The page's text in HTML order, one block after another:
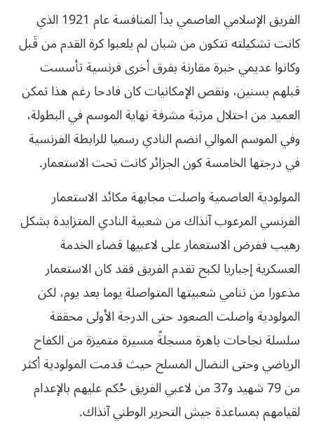
الفريق الإسلامي العاصمي بدأ المنافسة عام 1921 الذي
كانت تشكيلته تتكون من شبان لم يلعبوا كرة القدم من قَبل
وكانوا عديمي خبرة مقارنة بفرق أخرى فرنسية تأسست
قبلهم بسنين، ونقص الإمكانيات كان فادحا رغم هذا تمكن
العميد من احتلال مرتبة مشرفة نهاية الموسم في البطولة،
وفي الموسم الموالي انضم النادي رسميا للرابطة الفرنسية
في درجتها الخامسة كون الجزائر كانت تحت الاستعمار.
المولودية العاصمية واصلت مجابهة مكائد الاستعمار
الفرنسي المرعوب آنذاك من شعبية النادي المتزايدة بشكل
رهيب ففرض الاستعمار على لاعبيها قضاء الخدمة
العسكرية إجباريا لكبح تقدم الفريق فقد كان الاستعمار
مذعورا من تنامي شعبيتها المتواصلة يوما بعد يوم، لكن
المولودية واصلت الصعود حتى الدرجة الأولى محققة
سلسلة نجاحات باهرة مسجلةً مسيرة متميزة من الكفاح
الرياضي وحتى النضال المسلح حيث قدمت المولودية أكثر
من 79 شهيد و37 من لاعبي الفريق حُكم عليهم بالإعدام
لقيامهم بمساعدة جيش التحرير الوطني آنذاك.